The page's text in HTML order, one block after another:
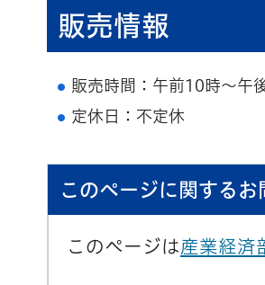
販売情報
販売時間：午前10時～
定休日：不定休
このページに関するお
このページは 産業経済